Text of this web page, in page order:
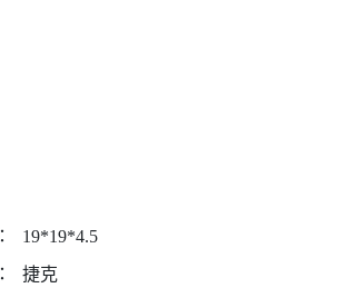
：
19*19*4.5
： 捷克